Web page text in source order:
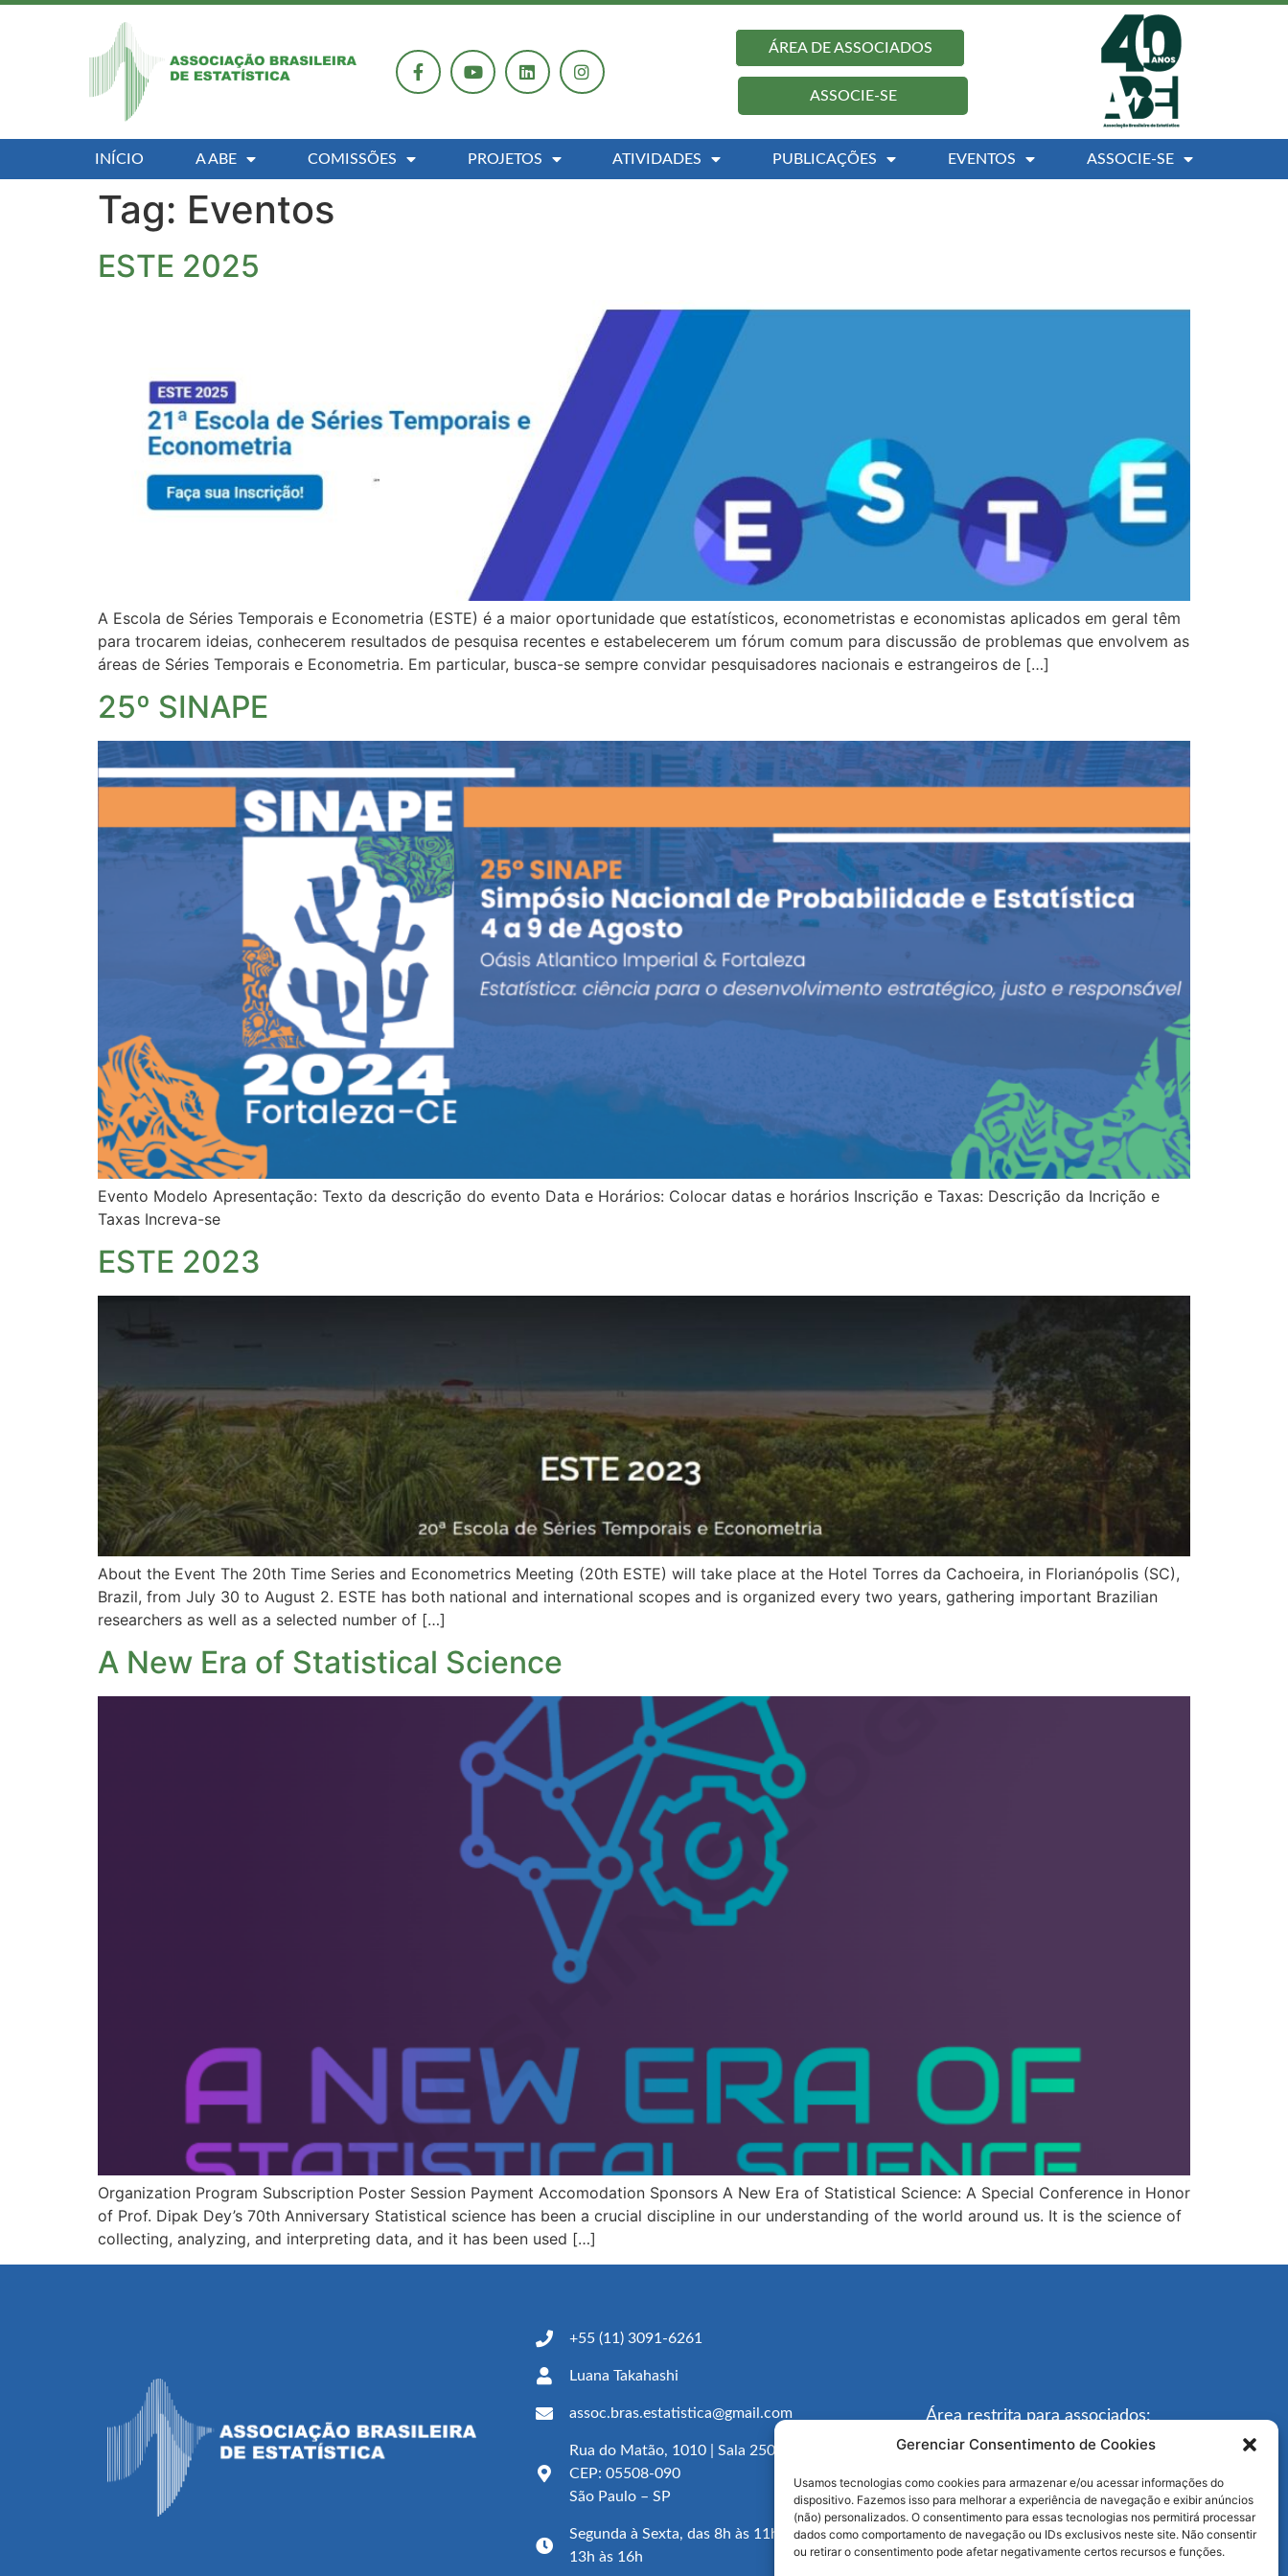
Gerenciar Consentimento de Cookies
Usamos tecnologias como cookies para armazenar e/ou acessar informações do
dispositivo. Fazemos isso para melhorar a experiência de navegação e exibir anúncios
(não) personalizados. O consentimento para essas tecnologias nos permitirá processar
dados como comportamento de navegação ou IDs exclusivos neste site. Não consentir
ou retirar o consentimento pode afetar negativamente certos recursos e funções.
ÁREA DE ASSOCIADOS
ASSOCIE-SE
INÍCIO A ABE COMISSÕES PROJETOS ATIVIDADES PUBLICAÇÕES EVENTOS ASSOCIE-SE
Tag: Eventos
ESTE 2025
A Escola de Séries Temporais e Econometria (ESTE) é a maior oportunidade que estatísticos, econometristas e economistas aplicados em geral têm
para trocarem ideias, conhecerem resultados de pesquisa recentes e estabelecerem um fórum comum para discussão de problemas que envolvem as
áreas de Séries Temporais e Econometria. Em particular, busca-se sempre convidar pesquisadores nacionais e estrangeiros de […]
25º SINAPE
Evento Modelo Apresentação: Texto da descrição do evento Data e Horários: Colocar datas e horários Inscrição e Taxas: Descrição da Incrição e
Taxas Increva-se
ESTE 2023
About the Event The 20th Time Series and Econometrics Meeting (20th ESTE) will take place at the Hotel Torres da Cachoeira, in Florianópolis (SC),
Brazil, from July 30 to August 2. ESTE has both national and international scopes and is organized every two years, gathering important Brazilian
researchers as well as a selected number of […]
A New Era of Statistical Science
Organization Program Subscription Poster Session Payment Accomodation Sponsors A New Era of Statistical Science: A Special Conference in Honor
of Prof. Dipak Dey’s 70th Anniversary Statistical science has been a crucial discipline in our understanding of the world around us. It is the science of
collecting, analyzing, and interpreting data, and it has been used […]
+55 (11) 3091-6261
Luana Takahashi
assoc.bras.estatistica@gmail.com
Rua do Matão, 1010 | Sala 250A
CEP: 05508-090
São Paulo – SP
Segunda à Sexta, das 8h às 11h e das
13h às 16h
Área restrita para associados: